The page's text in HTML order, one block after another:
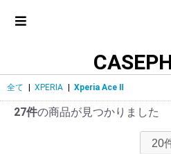
全て | XPERIA | Xperia Ace Ⅱ
27件の商品が見つかりました